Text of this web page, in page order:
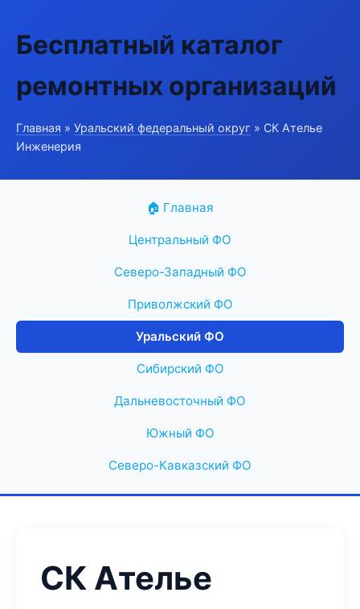
Бесплатный каталог
ремонтных организаций
Главная » Уральский федеральный округ » СК Ателье
Инженерия
🏠 Главная
Центральный ФО
Северо-Западный ФО
Приволжский ФО
Уральский ФО
Сибирский ФО
Дальневосточный ФО
Южный ФО
Северо-Кавказский ФО
СК Ателье